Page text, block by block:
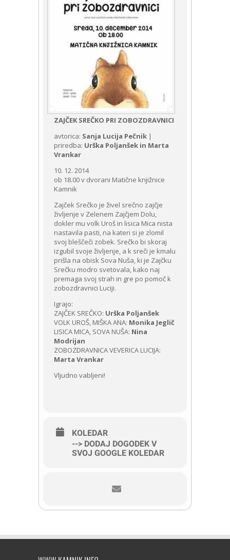
ZAJČEK SREČKO PRI ZOBOZDRAVNICI
avtorica: Sanja Lucija Pečnik |
priredba: Urška Poljanšek in Marta
Vrankar
10. 12. 2014
ob 18.00 v dvorani Matične knjižnice
Kamnik
Zajček Srečko je živel srečno zajčje
življenje v Zelenem Zajčjem Dolu,
dokler mu volk Uroš in lisica Mica nista
nastavila pasti, na kateri si je zlomil
svoj bleščeči zobek. Srečko bi skoraj
izgubil svoje življenje, a k sreči je kmalu
prišla na obisk Sova Nuša, ki je Zajčku
Srečku modro svetovala, kako naj
premaga svoj strah in gre po pomoč k
zobozdravnici Luciji.
Igrajo:
ZAJČEK SREČKO: Urška Poljanšek
VOLK UROŠ, MIŠKA ANA: Monika Jeglič
LISICA MICA, SOVA NUŠA: Nina
Modrijan
ZOBOZDRAVNICA VEVERICA LUCIJA:
Marta Vrankar
Vljudno vabljeni!
KOLEDAR
--> DODAJ DOGODEK V
SVOJ GOOGLE KOLEDAR